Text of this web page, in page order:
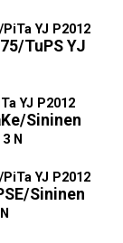
YJ P2012
TuPS YJ
YJ P2012
Sininen
N
YJ P2012
Sininen